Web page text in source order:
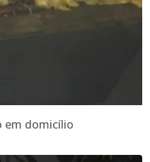
em domicílio